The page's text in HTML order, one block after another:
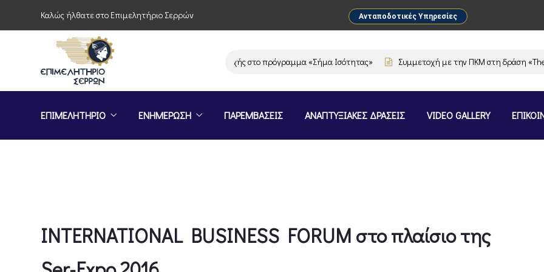
Καλώς ήλθατε στο Επιμελητήριο Σερρών Ανταποδοτικές Υπηρεσίες
Πρόσκληση συμμετοχής στο πρόγραμμα «Σήμα Ισότητας» Συμμετοχή με την ΠΚΜ στη δράση «The
ΕΠΙΜΕΛΗΤΗΡΙΟ ΕΝΗΜΕΡΩΣΗ ΠΑΡΕΜΒΑΣΕΙΣ ΑΝΑΠΤΥΞΙΑΚΕΣ ΔΡΑΣΕΙΣ VIDEO GALLERY
INTERNATIONAL BUSINESS FORUM στο πλαίσιο της